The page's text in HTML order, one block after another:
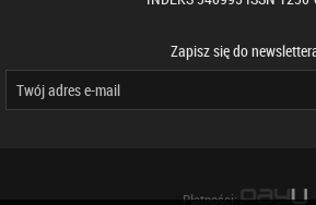
Zapisz się do
Płatności: